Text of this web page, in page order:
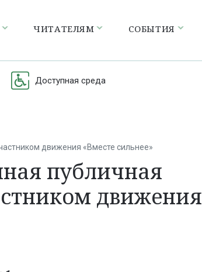
ЧИТАТЕЛЯМ СОБЫТИЯ
Доступная среда
движения «Вместе сильнее»
публичная
движения